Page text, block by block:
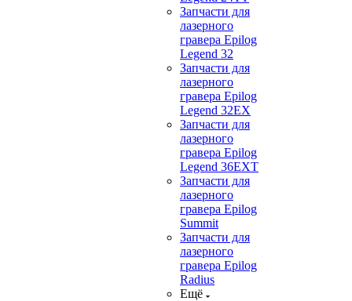
Запчасти для
лазерного
гравера Epilog
Legend 32
Запчасти для
лазерного
гравера Epilog
Legend 32EX
Запчасти для
лазерного
гравера Epilog
Legend 36EXT
Запчасти для
лазерного
гравера Epilog
Summit
Запчасти для
лазерного
гравера Epilog
Radius
Ещё